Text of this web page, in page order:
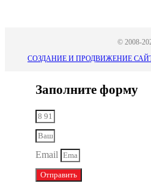
© 2008-
СОЗДАНИЕ И ПРОДВИЖЕНИЕ
Заполните форму
Email
Отправить